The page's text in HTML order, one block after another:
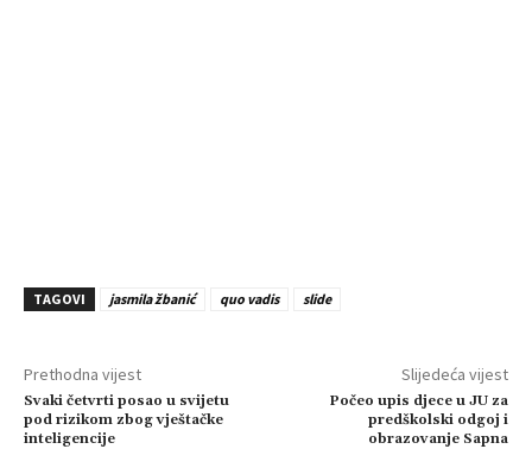
TAGOVI jasmila žbanić quo vadis slide
Prethodna vijest
Svaki četvrti posao u svijetu
pod rizikom zbog vještačke
inteligencije
Slijedeća vijest
Počeo upis djece u JU za
predškolski odgoj i
obrazovanje Sapna